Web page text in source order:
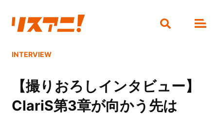
INTERVIEW
【撮りおろしインタビュー】
ClariS第3章が向かう先は